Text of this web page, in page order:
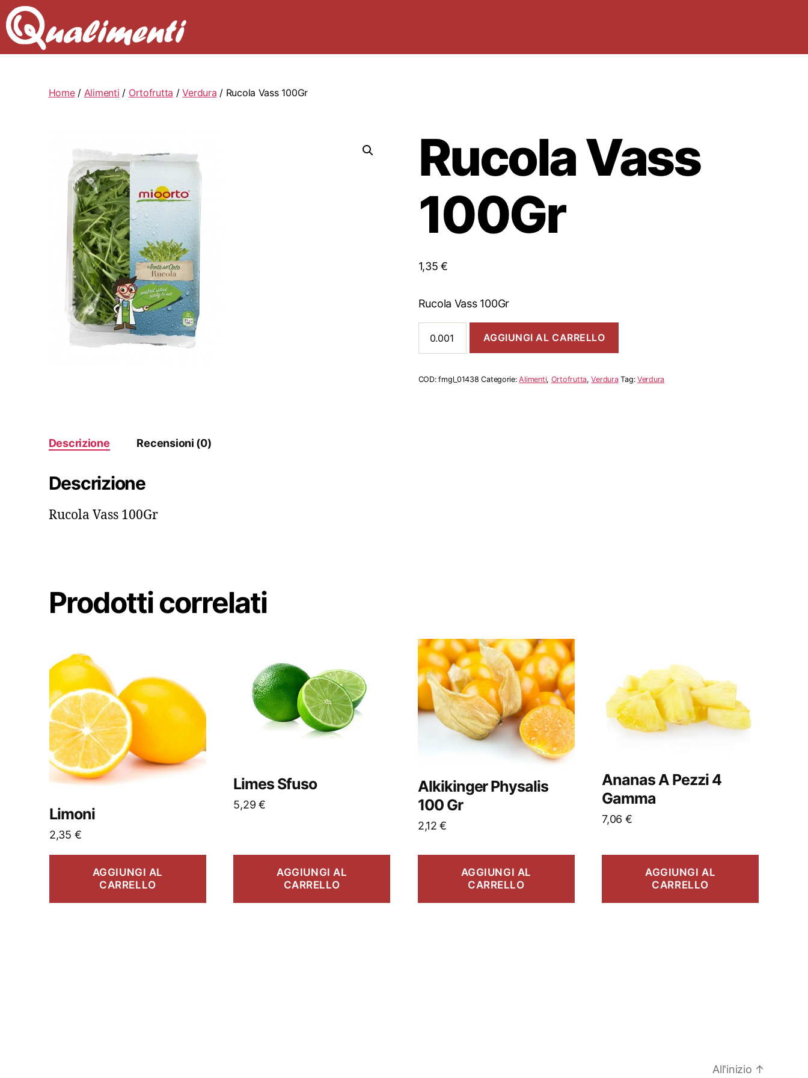
Home/ Alimenti / Ortofrutta /Verdura / Rucola Vass 100Gr
Rucola Vass
100Gr
1,35€
Rucola Vass 100Gr
Vass
100Gr
AGGIUNGI AL CARRELLO
COD:fmgl_01438 Categorie:Alimenti, Ortofrutta,Verdura Tag: Verdura
Descrizione Recensioni (0)
Descrizione
Rucola Vass 100Gr
Prodotti correlati
Limoni
2,35 €
AGGIUNGI AL
CARRELLO
Limes Sfuso
5,29€
AGGIUNGI AL
CARRELLO
Alkikinger Physalis
100 Gr
2,12€
AGGIUNGI AL
CARRELLO
Ananas A Pezzi 4
Gamma
7,06 €
AGGIUNGI AL
CARRELLO
All'inizio ↑